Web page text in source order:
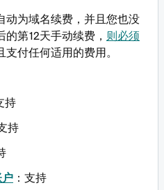
动为域名续费，并且您也没
第12天手动续费，
则必须
支付任何适用的费用。
持
持
户 ：支持